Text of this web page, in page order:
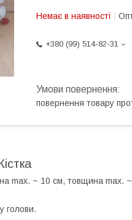
Немає в наявності
+380 (99) 514-82-31
повернення товару
max. ~ 10 см, товщина max.
голови.